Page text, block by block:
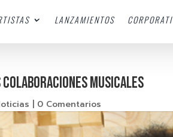
LANZAMIENTOS
musicales
| 0 Comentarios